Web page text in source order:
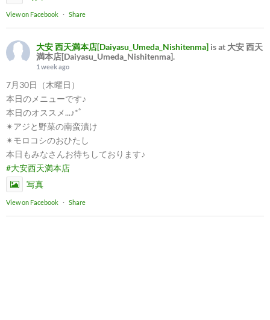
View on Facebook · Share
大安 西天満本店[Daiyasu_Umeda_Nishitenma] is at 大安 西天
満本店[Daiyasu_Umeda_Nishitenma].
1 week ago
7月30日（木曜日）
本日のメニューです♪
本日のオススメ...♪*ﾟ
✴︎アジと野菜の南蛮漬け
✴︎モロコシのおひたし
本日もみなさんお待ちしております♪
#大安西天満本店
写真
View on Facebook · Share